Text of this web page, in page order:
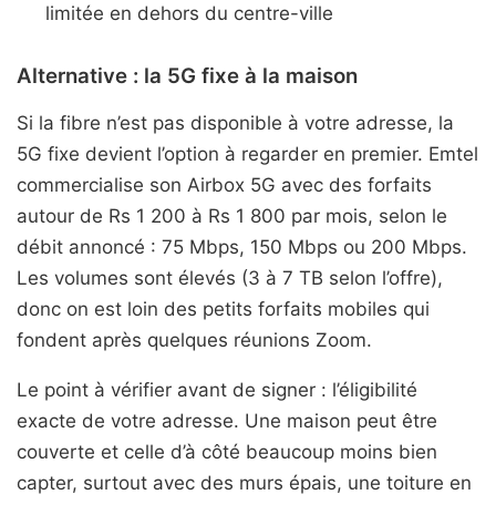
limitée en dehors du centre-ville
Alternative : la 5G fixe à la maison
Si la fibre n’est pas disponible à votre adresse, la
5G fixe devient l’option à regarder en premier. Emtel
commercialise son Airbox 5G avec des forfaits
autour de Rs 1 200 à Rs 1 800 par mois, selon le
débit annoncé : 75 Mbps, 150 Mbps ou 200 Mbps.
Les volumes sont élevés (3 à 7 TB selon l’offre),
donc on est loin des petits forfaits mobiles qui
fondent après quelques réunions Zoom.
Le point à vérifier avant de signer : l’éligibilité
exacte de votre adresse. Une maison peut être
couverte et celle d’à côté beaucoup moins bien
capter, surtout avec des murs épais, une toiture en